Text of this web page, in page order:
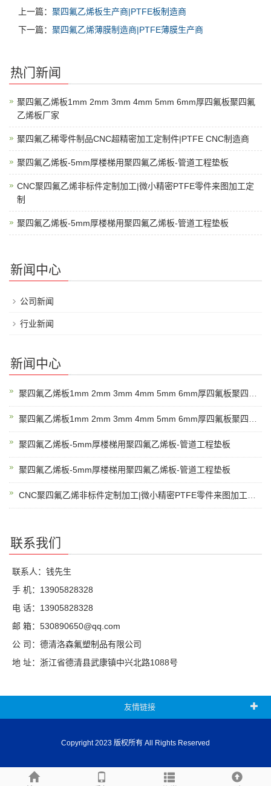
上一篇： 聚四氟乙烯板生产商|PTFE板制造商
下一篇： 聚四氟乙烯薄膜制造商|PTFE薄膜生产商
热门新闻
聚四氟乙烯板1mm 2mm 3mm 4mm 5mm 6mm厚四氟板聚四氟
乙烯板厂家
聚四氟乙稀零件制品CNC超精密加工定制件|PTFE CNC制造商
聚四氟乙烯板-5mm厚楼梯用聚四氟乙烯板-管道工程垫板
CNC聚四氟乙烯非标件定制加工|微小精密PTFE零件来图加工定
制
聚四氟乙烯板-5mm厚楼梯用聚四氟乙烯板-管道工程垫板
新闻中心
公司新闻
行业新闻
新闻中心
聚四氟乙烯板1mm 2mm 3mm 4mm 5mm 6mm厚四氟板聚四氟乙烯板厂家
聚四氟乙烯板1mm 2mm 3mm 4mm 5mm 6mm厚四氟板聚四氟乙烯板厂家
聚四氟乙烯板-5mm厚楼梯用聚四氟乙烯板-管道工程垫板
聚四氟乙烯板-5mm厚楼梯用聚四氟乙烯板-管道工程垫板
CNC聚四氟乙烯非标件定制加工|微小精密PTFE零件来图加工定制
联系我们
联系人：钱先生
手 机：13905828328
电 话：13905828328
邮 箱：530890650@qq.com
公 司：德清洛森氟塑制品有限公司
地 址：浙江省德清县武康镇中兴北路1088号
友情链接
Copyright 2023 版权所有 All Rights Reserved